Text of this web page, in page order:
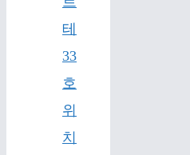
테
33
호
위
치